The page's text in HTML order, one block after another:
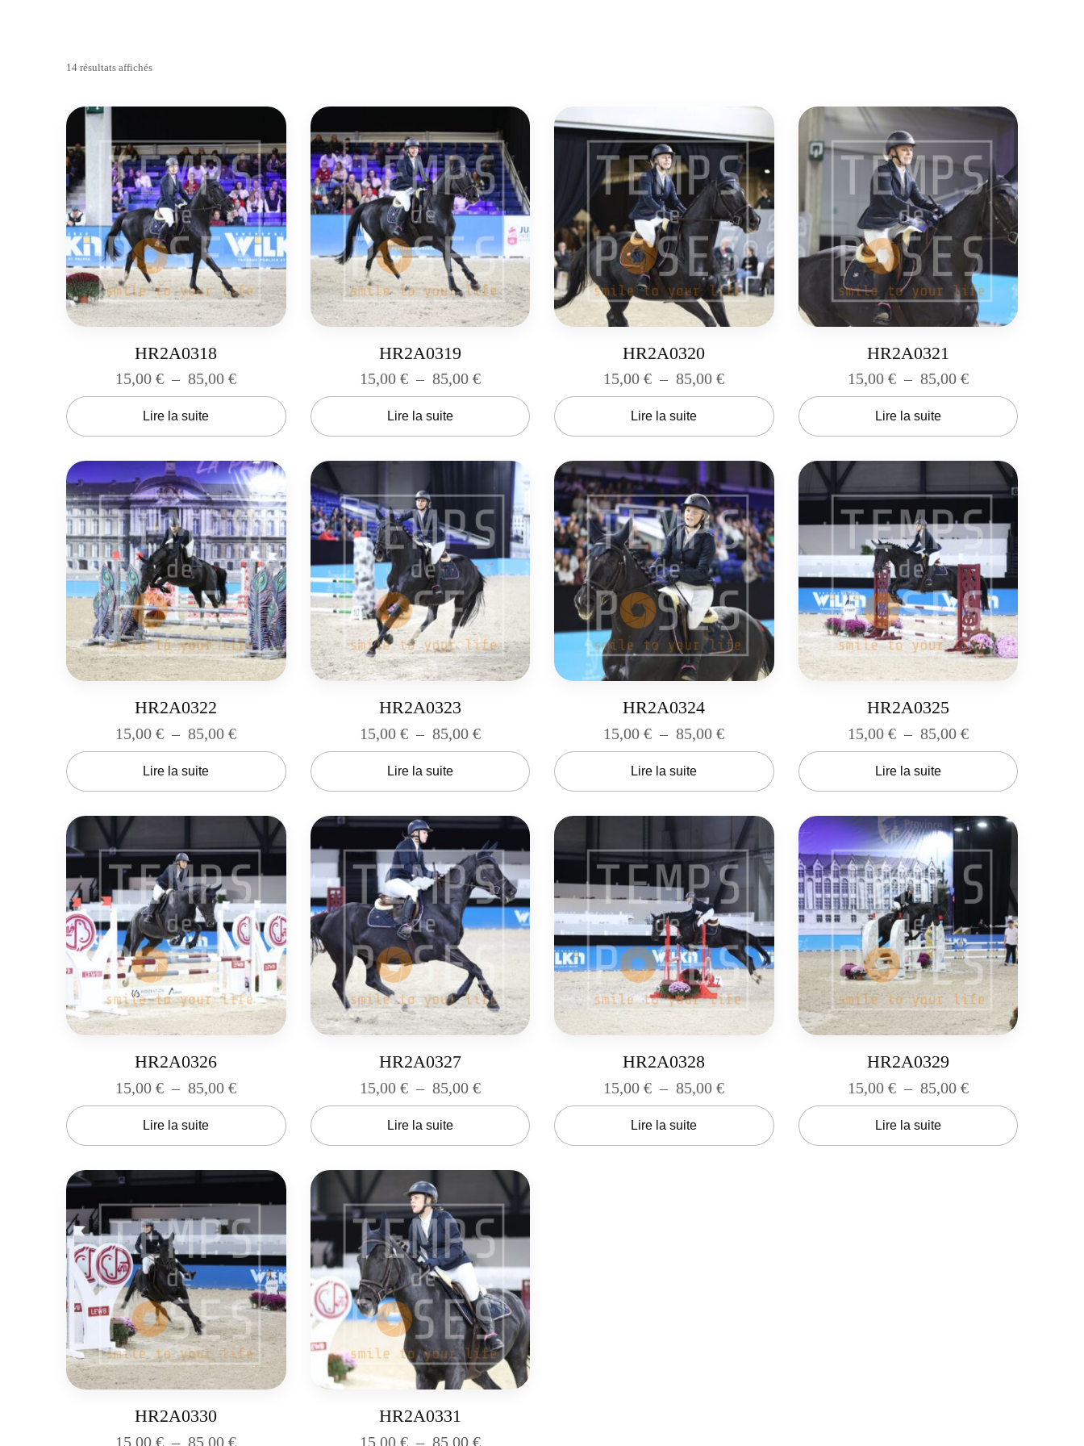
14 résultats affichés
HR2A0318
15,00€ – 85,00€
Lire la suite
HR2A0319
15,00 € – 85,00 €
Lire la suite
HR2A0320
15,00€ – 85,00€
Lire la suite
HR2A0321
15,00 € – 85,00 €
Lire la suite
HR2A0322
15,00€ – 85,00€
Lire la suite
HR2A0323
15,00 € – 85,00 €
Lire la suite
HR2A0324
15,00€ – 85,00€
Lire la suite
HR2A0325
15,00 € – 85,00 €
Lire la suite
HR2A0326
15,00€ – 85,00€
Lire la suite
HR2A0327
15,00 € – 85,00 €
Lire la suite
HR2A0328
15,00€ – 85,00€
Lire la suite
HR2A0329
15,00 € – 85,00 €
Lire la suite
HR2A0330
15,00€ – 85,00€
HR2A0331
15,00 € – 85,00 €